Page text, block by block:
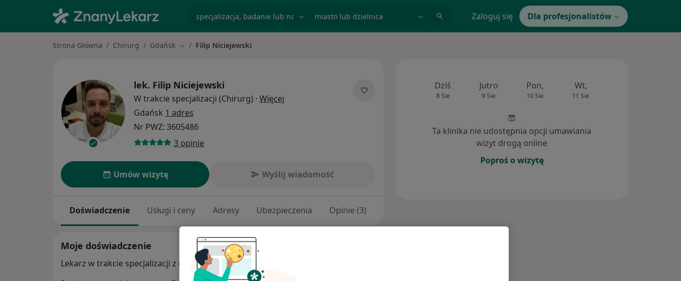
Zaloguj się Dla profesjonalistów
Strona Główna Chirurg Gdańsk Zmień miasto
Filip Niciejewski
lek. Filip Niciejewski
W trakcie specjalizacji (Chirurg) · Więcej
Gdańsk 1 adres
Nr PWZ: 3605486
3 opinie
Umów wizytę Wyślij wiadomość
Doświadczenie Usługi i ceny Adresy Ubezpieczenia Opinie (3)
Moje doświadczenie
Lekarz w trakcie specjalizacji z chirurgii ogólnej.
Dziś
8 Sie
Jutro
9 Sie
Pon,
10 Sie
Wt,
11 Sie
Ta klinika nie udostępnia opcji umawiania
wizyt drogą online
Poproś o wizytę